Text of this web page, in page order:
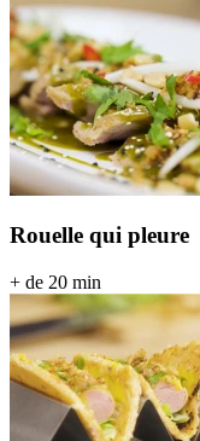
Rouelle qui pleure
+ de 20 min